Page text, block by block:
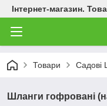
Інтернет-магазин.
Товари Садові
Шланги гофровані